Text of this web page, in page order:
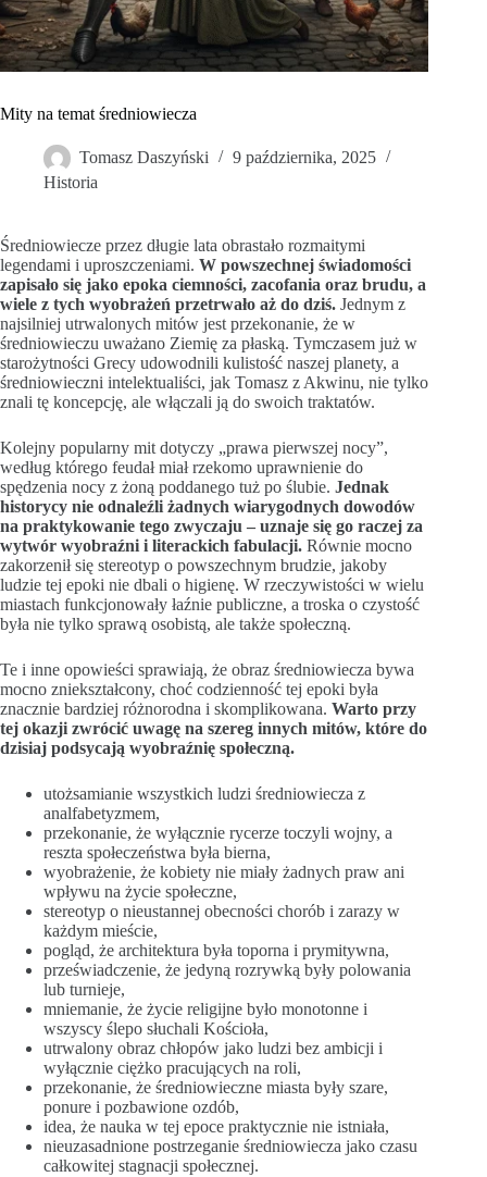
Mity na temat średniowiecza
Tomasz Daszyński
9 października, 2025
Historia
Średniowiecze przez długie lata obrastało rozmaitymi
legendami i uproszczeniami. W powszechnej świadomości
zapisało się jako epoka ciemności, zacofania oraz brudu, a
wiele z tych wyobrażeń przetrwało aż do dziś. Jednym z
najsilniej utrwalonych mitów jest przekonanie, że w
średniowieczu uważano Ziemię za płaską. Tymczasem już w
starożytności Grecy udowodnili kulistość naszej planety, a
średniowieczni intelektualiści, jak Tomasz z Akwinu, nie tylko
znali tę koncepcję, ale włączali ją do swoich traktatów.
Kolejny popularny mit dotyczy „prawa pierwszej nocy”,
według którego feudał miał rzekomo uprawnienie do
spędzenia nocy z żoną poddanego tuż po ślubie. Jednak
historycy nie odnaleźli żadnych wiarygodnych dowodów
na praktykowanie tego zwyczaju – uznaje się go raczej za
wytwór wyobraźni i literackich fabulacji. Równie mocno
zakorzenił się stereotyp o powszechnym brudzie, jakoby
ludzie tej epoki nie dbali o higienę. W rzeczywistości w wielu
miastach funkcjonowały łaźnie publiczne, a troska o czystość
była nie tylko sprawą osobistą, ale także społeczną.
Te i inne opowieści sprawiają, że obraz średniowiecza bywa
mocno zniekształcony, choć codzienność tej epoki była
znacznie bardziej różnorodna i skomplikowana. Warto przy
tej okazji zwrócić uwagę na szereg innych mitów, które do
dzisiaj podsycają wyobraźnię społeczną.
utożsamianie wszystkich ludzi średniowiecza z
analfabetyzmem,
przekonanie, że wyłącznie rycerze toczyli wojny, a
reszta społeczeństwa była bierna,
wyobrażenie, że kobiety nie miały żadnych praw ani
wpływu na życie społeczne,
stereotyp o nieustannej obecności chorób i zarazy w
każdym mieście,
pogląd, że architektura była toporna i prymitywna,
przeświadczenie, że jedyną rozrywką były polowania
lub turnieje,
mniemanie, że życie religijne było monotonne i
wszyscy ślepo słuchali Kościoła,
utrwalony obraz chłopów jako ludzi bez ambicji i
wyłącznie ciężko pracujących na roli,
przekonanie, że średniowieczne miasta były szare,
ponure i pozbawione ozdób,
idea, że nauka w tej epoce praktycznie nie istniała,
nieuzasadnione postrzeganie średniowiecza jako czasu
całkowitej stagnacji społecznej.